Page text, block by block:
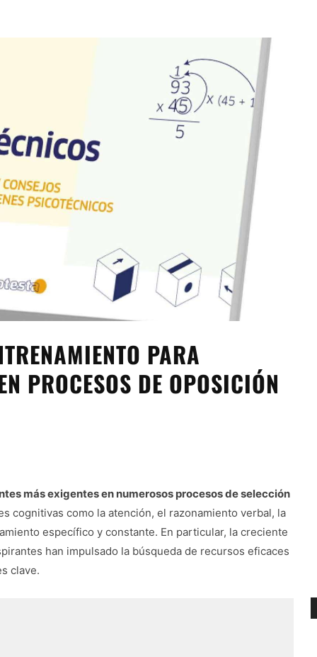
PARA
PROCESOS DE OPOSICIÓN
más exigentes en numerosos procesos de selección
cognitivas como la atención, el razonamiento verbal, la
específico y constante. En particular, la creciente
han impulsado la búsqueda de recursos eficaces
clave.